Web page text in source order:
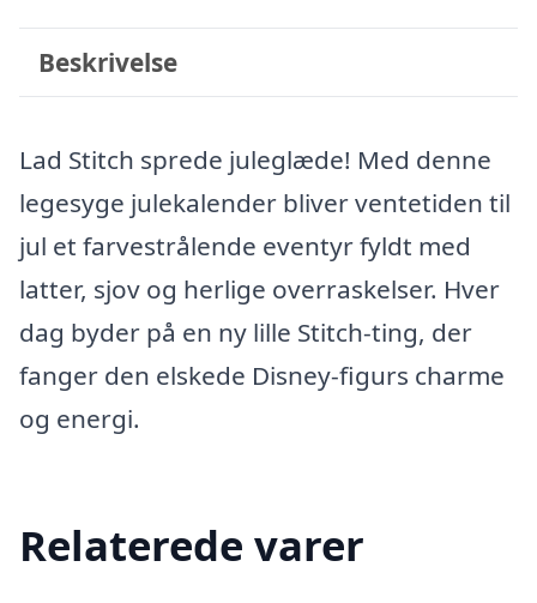
Beskrivelse
Lad Stitch sprede juleglæde! Med denne
legesyge julekalender bliver ventetiden til
jul et farvestrålende eventyr fyldt med
latter, sjov og herlige overraskelser. Hver
dag byder på en ny lille Stitch-ting, der
fanger den elskede Disney-figurs charme
og energi.
Relaterede varer